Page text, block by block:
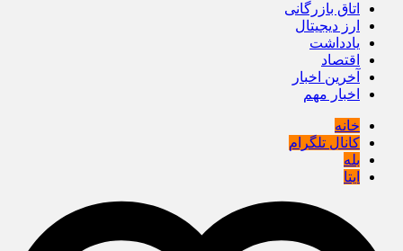
اتاق بازرگانی
ارز دیجیتال
یادداشت
اقتصاد
آخرین اخبار
اخبار مهم
خانه
کانال تلگرام
بله
ایتا